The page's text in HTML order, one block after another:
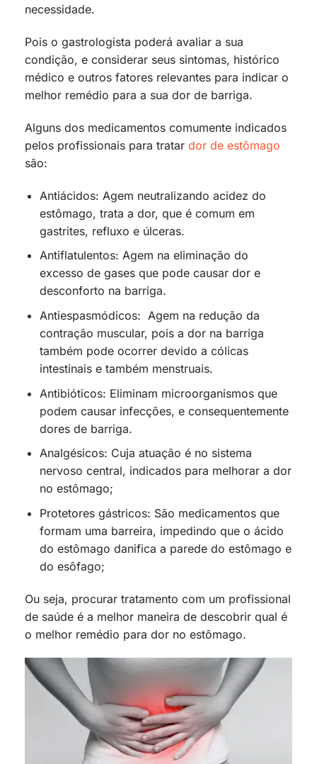
necessidade.
Pois o gastrologista poderá avaliar a sua
condição, e considerar seus sintomas, histórico
médico e outros fatores relevantes para indicar o
melhor remédio para a sua dor de barriga.
Alguns dos medicamentos comumente indicados
pelos profissionais para tratar dor de estômago
são:
Antiácidos: Agem neutralizando acidez do
estômago, trata a dor, que é comum em
gastrites, refluxo e úlceras.
Antiflatulentos: Agem na eliminação do
excesso de gases que pode causar dor e
desconforto na barriga.
Antiespasmódicos: Agem na redução da
contração muscular, pois a dor na barriga
também pode ocorrer devido a cólicas
intestinais e também menstruais.
Antibióticos: Eliminam microorganismos que
podem causar infecções, e consequentemente
dores de barriga.
Analgésicos: Cuja atuação é no sistema
nervoso central, indicados para melhorar a dor
no estômago;
Protetores gástricos: São medicamentos que
formam uma barreira, impedindo que o ácido
do estômago danifica a parede do estômago e
do esôfago;
Ou seja, procurar tratamento com um profissional
de saúde é a melhor maneira de descobrir qual é
o melhor remédio para dor no estômago.